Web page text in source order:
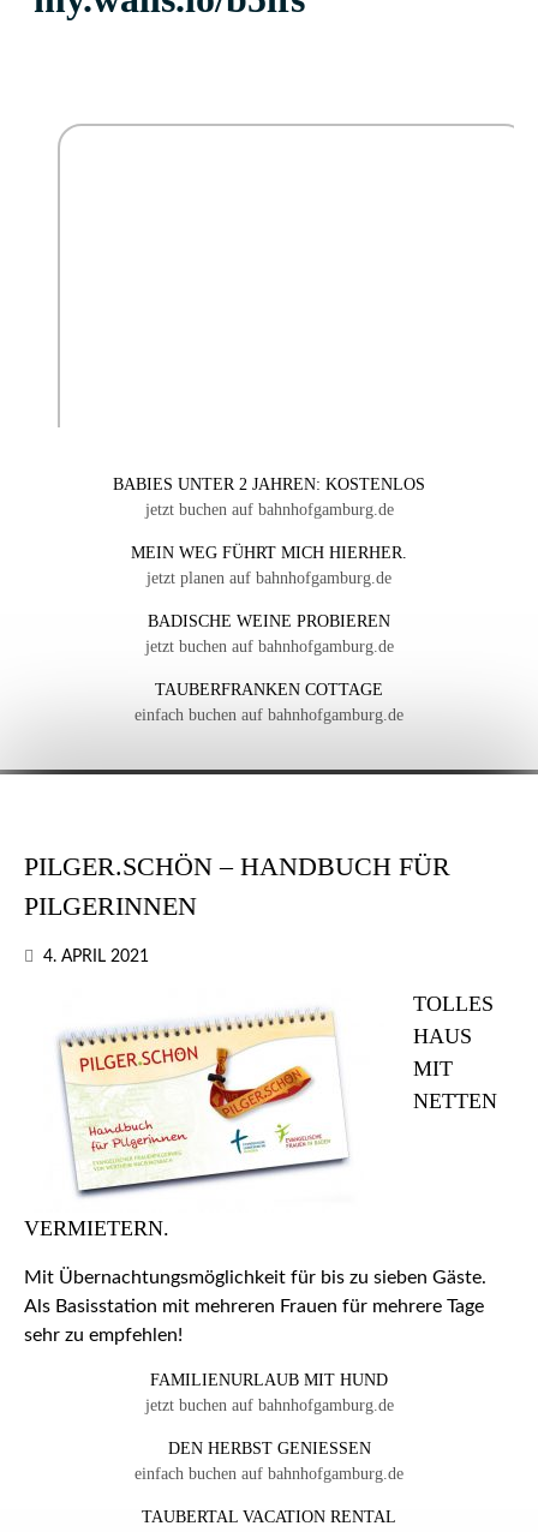
BABIES UNTER 2 JAHREN: KOSTENLOS
jetzt buchen auf bahnhofgamburg.de
MEIN WEG FÜHRT MICH HIERHER.
jetzt planen auf bahnhofgamburg.de
BADISCHE WEINE PROBIEREN
jetzt buchen auf bahnhofgamburg.de
TAUBERFRANKEN COTTAGE
einfach buchen auf bahnhofgamburg.de
PILGER.SCHÖN – HANDBUCH FÜR
PILGERINNEN
4. APRIL 2021
TOLLES
HAUS
MIT
NETTEN
VERMIETERN.
Mit Übernachtungsmöglichkeit für bis zu sieben Gäste.
Als Basisstation mit mehreren Frauen für mehrere Tage
sehr zu empfehlen!
FAMILIENURLAUB MIT HUND
jetzt buchen auf bahnhofgamburg.de
DEN HERBST GENIESSEN
einfach buchen auf bahnhofgamburg.de
TAUBERTAL VACATION RENTAL